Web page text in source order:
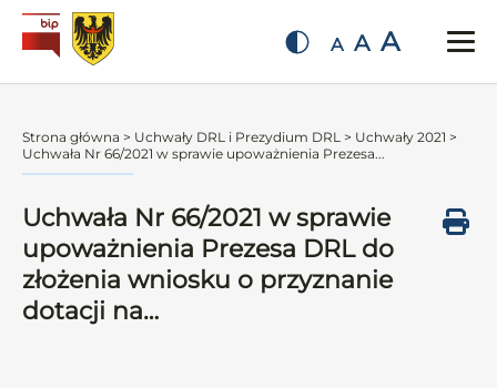
A A A
Strona główna > Uchwały DRL i Prezydium DRL > Uchwały 2021 >
Uchwała Nr 66/2021 w sprawie upoważnienia Prezesa...
Uchwała Nr 66/2021 w sprawie
upoważnienia Prezesa DRL do
złożenia wniosku o przyznanie
dotacji na…